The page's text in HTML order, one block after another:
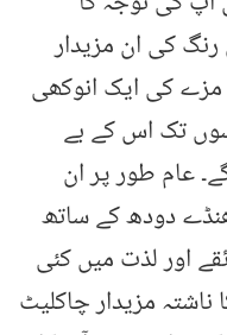
رنگ کی ان مزیدار
مزے کی ایک انوکھی
تک اس کے بے
عام طور پر ان
دودھ کے ساتھ
اور لذت میں کئی
ناشتہ مزیدار چاکلیٹ